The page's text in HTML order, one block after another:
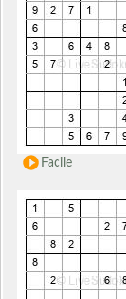
Facile